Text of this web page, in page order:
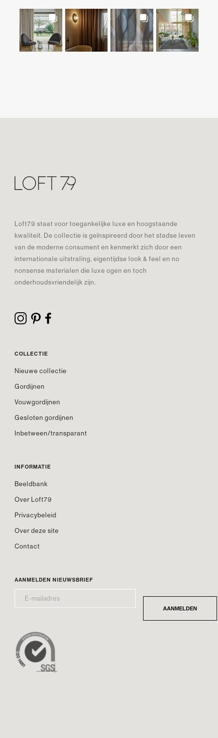
Loft79 staat voor toegankelijke luxe en hoogstaande
kwaliteit. De collectie is geïnspireerd door het stadse leven
van de moderne consument en kenmerkt zich door een
internationale uitstraling, eigentijdse look & feel en no
nonsense materialen die luxe ogen en toch
onderhoudsvriendelijk zijn.
COLLECTIE
Nieuwe collectie
Gordijnen
Vouwgordijnen
Gesloten gordijnen
Inbetween/transparant
INFORMATIE
Beeldbank
Over Loft79
Privacybeleid
Over deze site
Contact
AANMELDEN NIEUWSBRIEF
MAILADRES* AANMELDEN